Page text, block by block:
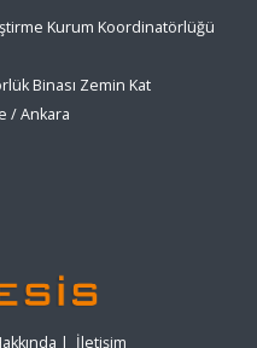
Kurum Koordinatörlüğü
Binası Zemin Kat
/ Ankara
| İletişim